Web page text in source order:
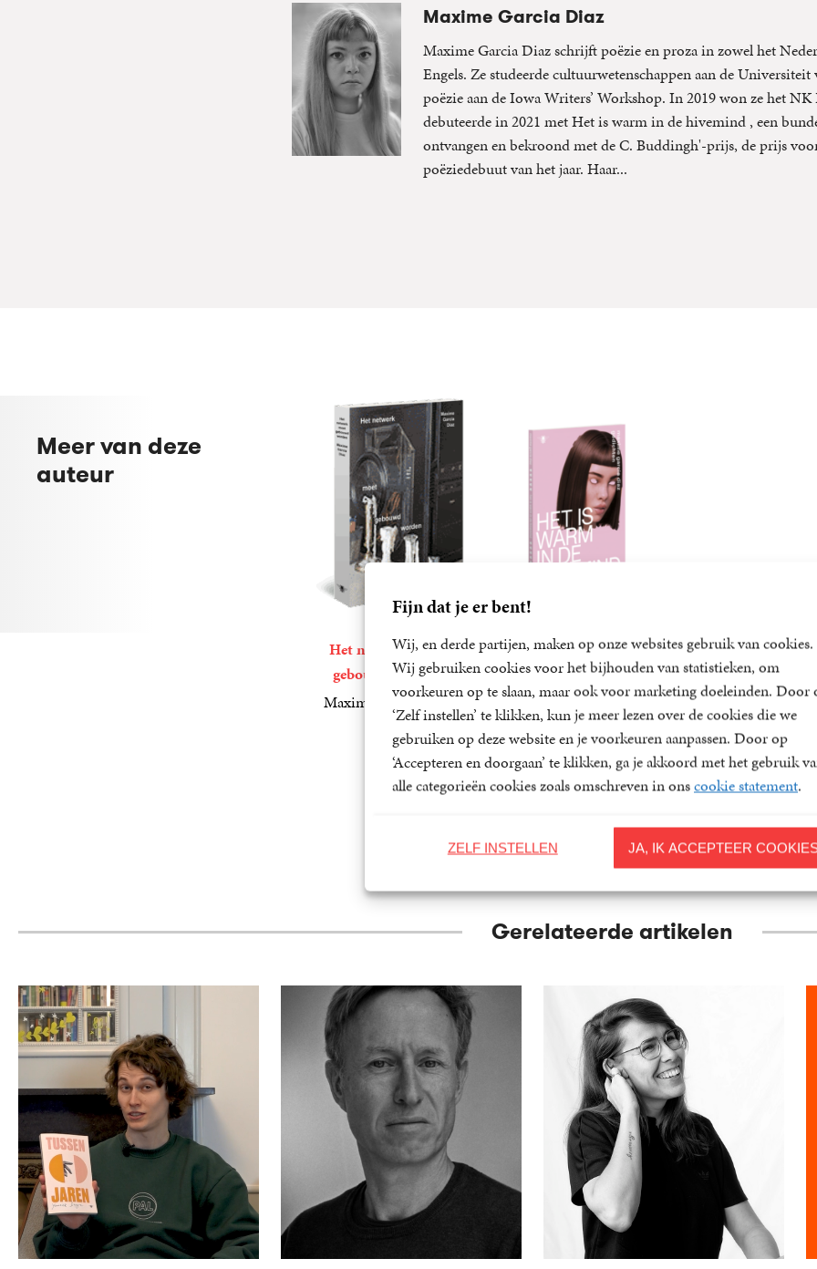
Fijn dat je er bent!
Wij, en derde partijen, maken op onze websites gebruik van cookies.
Wij gebruiken cookies voor het bijhouden van statistieken, om
voorkeuren op te slaan, maar ook voor marketing doeleinden. Door
‘Zelf instellen’ te klikken, kun je meer lezen over de cookies die we
gebruiken op deze website en je voorkeuren aanpassen. Door op
‘Accepteren en doorgaan’ te klikken, ga je akkoord met het gebruik
alle categorieën cookies zoals omschreven in onscookie statement.
JA, IK ACCEPTEER
ZELF INSTELLEN
Maxime Garcia Diaz
Maxime Garcia Diaz schrijft poëzie en proza in zowel het
Engels. Ze studeerde cultuurwetenschappen aan de
poëzie aan de Iowa Writers’ Workshop. In 2019 won ze het NK
debuteerde in 2021 met Het is warm in de hivemind , een
ontvangen en bekroond met de C. Buddingh'-prijs, de prijs
poëziedebuut van het jaar. Haar...
Meer van deze
auteur
Het netwerk moet
gebouwd worden
Maxime Garcia Diaz
Het is warm in de
hivemind
Maxime Garcia Diaz
22,99
Paperback
Gerelateerde artikelen